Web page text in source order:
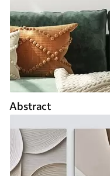
Abstract